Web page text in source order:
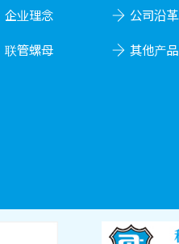
企业理念 公司沿革
联管螺母 其他产品